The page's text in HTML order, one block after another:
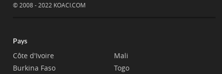
© 2008 - 2022 KOACI.COM
Pays
Côte d'Ivoire
Burkina Faso
Mali
Togo